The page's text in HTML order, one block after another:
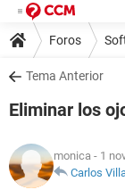
Foros
Tema Anterior
Eliminar los
monica - 1
Carlos